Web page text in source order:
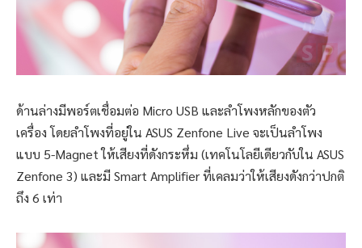
ด้านล่างมีพอร์ตเชื่อมต่อ Micro USB และลำโพงหลักของตัว
เครื่อง โดยลำโพงที่อยู่ใน ASUS Zenfone Live จะเป็นลำโพง
แบบ 5-Magnet ให้เสียงที่ดังกระหึ่ม (เทคโนโลยีเดียวกับใน ASUS
Zenfone 3) และมี Smart Amplifier ที่เคลมว่าให้เสียงดังกว่าปกติ
ถึง 6 เท่า